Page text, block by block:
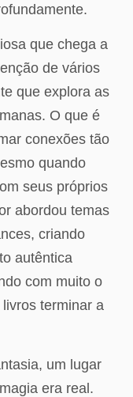
que chega a
de vários
que explora as
O que é
conexões tão
quando
seus próprios
abordou temas
criando
autêntica
com muito o
terminar a
um lugar
era real.